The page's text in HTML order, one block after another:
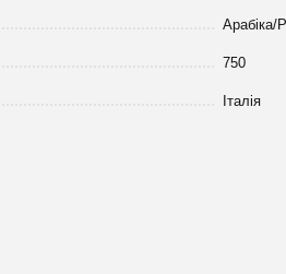
Арабіка/
750
Італія